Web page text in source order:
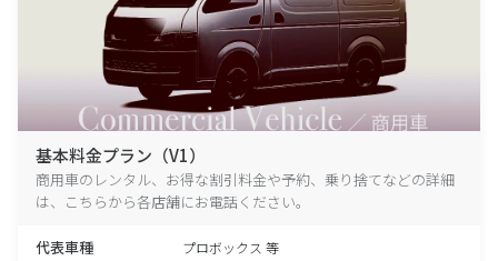
基本料金プラン（V1）
商用車のレンタル、お得な割引料金や予約、乗り捨てなどの詳細
は、こちらから各店舗にお電話ください。
代表車種 プロボックス 等